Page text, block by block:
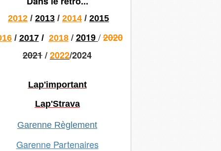
2012 / 2013 / 2014 / 2015
/ 2017/ 2018 / 2019 /2020
2021/2022/2024
Lap'important
Lap'Strava
Garenne Règlement
Garenne Partenaires